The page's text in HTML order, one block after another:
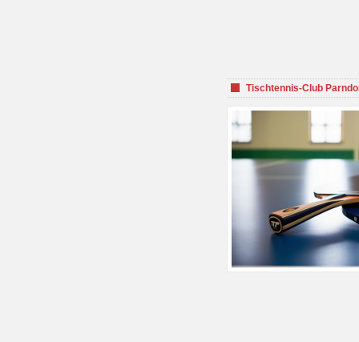
Tischtennis-Club